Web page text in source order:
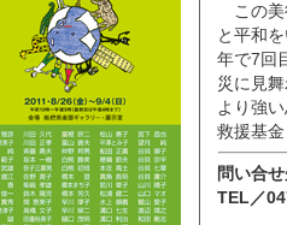
この美
と平和
年で7回
災に見
より強
救援基
問い合
TEL／